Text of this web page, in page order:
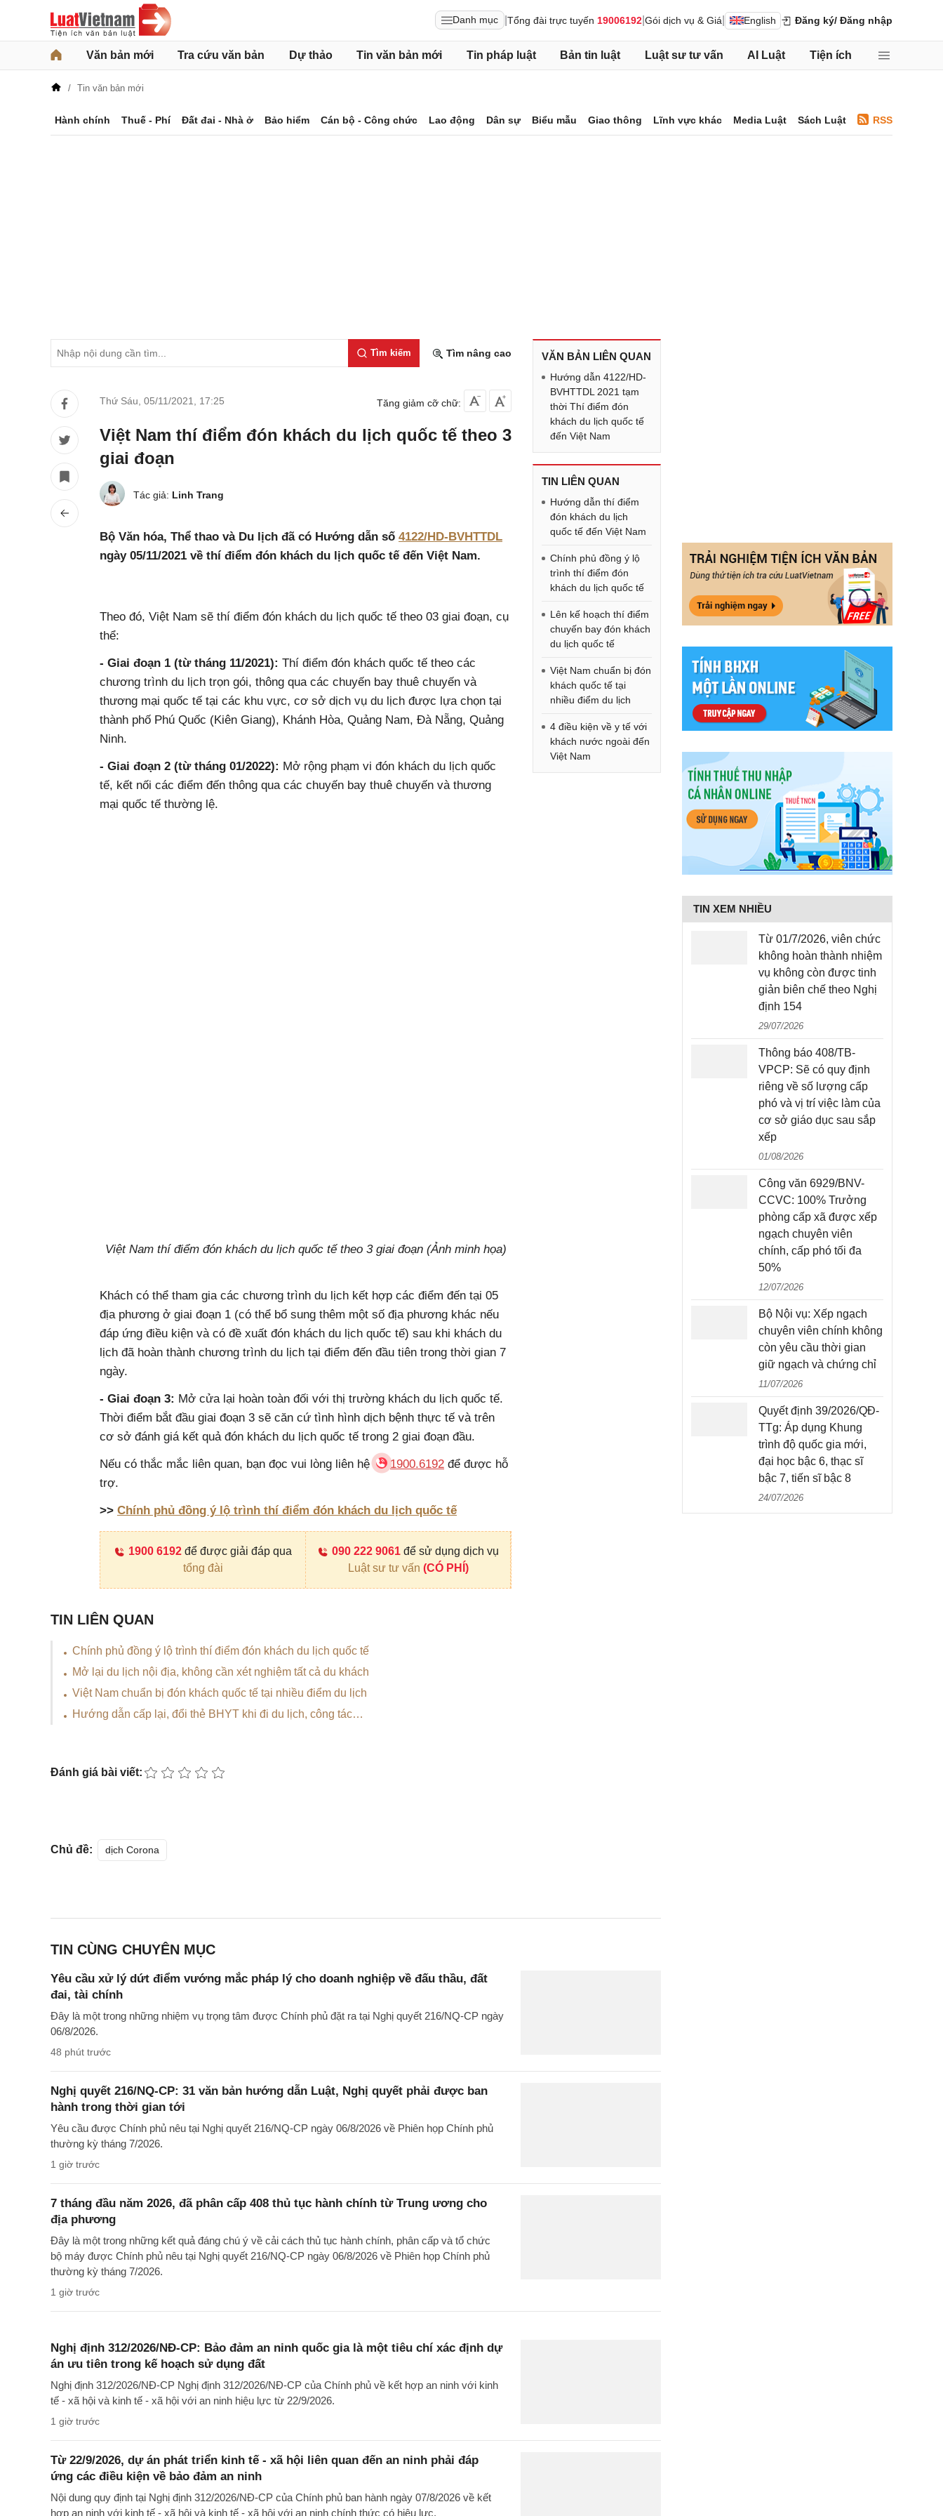
Danh mục Tổng đài trực tuyến 19006192 Gói dịch vụ & Giá English Đăng ký/ Đăng nhập
Văn bản mới Tra cứu văn bản Dự thảo Tin văn bản mới Tin pháp luật Bản tin luật Luật sư tư vấn AI Luật Tiện ích
Tin văn bản mới
Hành chính Thuế - Phí Đất đai - Nhà ở Bảo hiểm Cán bộ - Công chức Lao động Dân sự Biểu mẫu Giao thông Lĩnh vực khác Media Luật Sách Luật RSS
Tìm kiếm Tìm nâng cao
Thứ Sáu, 05/11/2021 17:25 Tăng giảm cỡ chữ:
Việt Nam thí điểm đón khách du lịch quốc tế theo 3
giai đoạn
Tác giả: Linh Trang
Bộ Văn hóa, Thể thao và Du lịch đã có Hướng dẫn số 4122/HD-BVHTTDL
ngày 05/11/2021 về thí điểm đón khách du lịch quốc tế đến Việt Nam.
Theo đó, Việt Nam sẽ thí điểm đón khách du lịch quốc tế theo 03 giai đoạn, cụ
thể:
- Giai đoạn 1 (từ tháng 11/2021): Thí điểm đón khách quốc tế theo các
chương trình du lịch trọn gói, thông qua các chuyến bay thuê chuyến và
thương mại quốc tế tại các khu vực, cơ sở dịch vụ du lịch được lựa chọn tại
thành phố Phú Quốc (Kiên Giang), Khánh Hòa, Quảng Nam, Đà Nẵng, Quảng
Ninh.
- Giai đoạn 2 (từ tháng 01/2022): Mở rộng phạm vi đón khách du lịch quốc
tế, kết nối các điểm đến thông qua các chuyến bay thuê chuyến và thương
mại quốc tế thường lệ.
Việt Nam thí điểm đón khách du lịch quốc tế theo 3 giai đoạn (Ảnh minh họa)
Khách có thể tham gia các chương trình du lịch kết hợp các điểm đến tại 05
địa phương ở giai đoạn 1 (có thể bổ sung thêm một số địa phương khác nếu
đáp ứng điều kiện và có đề xuất đón khách du lịch quốc tế) sau khi khách du
lịch đã hoàn thành chương trình du lịch tại điểm đến đầu tiên trong thời gian 7
ngày.
- Giai đoạn 3: Mở cửa lại hoàn toàn đối với thị trường khách du lịch quốc tế.
Thời điểm bắt đầu giai đoạn 3 sẽ căn cứ tình hình dịch bệnh thực tế và trên
cơ sở đánh giá kết quả đón khách du lịch quốc tế trong 2 giai đoạn đầu.
Nếu có thắc mắc liên quan, bạn đọc vui lòng liên hệ 1900.6192 để được hỗ
trợ.
>> Chính phủ đồng ý lộ trình thí điểm đón khách du lịch quốc tế
1900 6192 để được giải đáp qua
tổng đài
090 222 9061 để sử dụng dịch vụ
Luật sư tư vấn (CÓ PHÍ)
TIN LIÊN QUAN
Chính phủ đồng ý lộ trình thí điểm đón khách du lịch quốc tế
Mở lại du lịch nội địa, không cần xét nghiệm tất cả du khách
Việt Nam chuẩn bị đón khách quốc tế tại nhiều điểm du lịch
Hướng dẫn cấp lại, đổi thẻ BHYT khi đi du lịch, công tác…
Đánh giá bài viết:
Chủ đề: dịch Corona
VĂN BẢN LIÊN QUAN
Hướng dẫn 4122/HD-
BVHTTDL 2021 tạm
thời Thí điểm đón
khách du lịch quốc tế
đến Việt Nam
TIN LIÊN QUAN
Hướng dẫn thí điểm
đón khách du lịch
quốc tế đến Việt Nam
Chính phủ đồng ý lộ
trình thí điểm đón
khách du lịch quốc tế
Lên kế hoạch thí điểm
chuyến bay đón khách
du lịch quốc tế
Việt Nam chuẩn bị đón
khách quốc tế tại
nhiều điểm du lịch
4 điều kiện về y tế với
khách nước ngoài đến
Việt Nam
TIN CÙNG CHUYÊN MỤC
Yêu cầu xử lý dứt điểm vướng mắc pháp lý cho doanh nghiệp về đấu thầu, đất
đai, tài chính
Đây là một trong những nhiệm vụ trọng tâm được Chính phủ đặt ra tại Nghị quyết 216/NQ-CP ngày
06/8/2026.
48 phút trước
Nghị quyết 216/NQ-CP: 31 văn bản hướng dẫn Luật, Nghị quyết phải được ban
hành trong thời gian tới
Yêu cầu được Chính phủ nêu tại Nghị quyết 216/NQ-CP ngày 06/8/2026 về Phiên họp Chính phủ
thường kỳ tháng 7/2026.
1 giờ trước
7 tháng đầu năm 2026, đã phân cấp 408 thủ tục hành chính từ Trung ương cho
địa phương
Đây là một trong những kết quả đáng chú ý về cải cách thủ tục hành chính, phân cấp và tổ chức
bộ máy được Chính phủ nêu tại Nghị quyết 216/NQ-CP ngày 06/8/2026 về Phiên họp Chính phủ
thường kỳ tháng 7/2026.
1 giờ trước
Nghị định 312/2026/NĐ-CP: Bảo đảm an ninh quốc gia là một tiêu chí xác định dự
án ưu tiên trong kế hoạch sử dụng đất
Nghị định 312/2026/NĐ-CP Nghị định 312/2026/NĐ-CP của Chính phủ về kết hợp an ninh với kinh
tế - xã hội và kinh tế - xã hội với an ninh hiệu lực từ 22/9/2026.
1 giờ trước
Từ 22/9/2026, dự án phát triển kinh tế - xã hội liên quan đến an ninh phải đáp
ứng các điều kiện về bảo đảm an ninh
Nội dung quy định tại Nghị định 312/2026/NĐ-CP của Chính phủ ban hành ngày 07/8/2026 về kết
hợp an ninh với kinh tế - xã hội và kinh tế - xã hội với an ninh chính thức có hiệu lực.
TIN XEM NHIỀU
Từ 01/7/2026, viên chức
không hoàn thành nhiệm
vụ không còn được tinh
giản biên chế theo Nghị
định 154
29/07/2026
Thông báo 408/TB-
VPCP: Sẽ có quy định
riêng về số lượng cấp
phó và vị trí việc làm của
cơ sở giáo dục sau sắp
xếp
01/08/2026
Công văn 6929/BNV-
CCVC: 100% Trưởng
phòng cấp xã được xếp
ngạch chuyên viên
chính, cấp phó tối đa
50%
12/07/2026
Bộ Nội vụ: Xếp ngạch
chuyên viên chính không
còn yêu cầu thời gian
giữ ngạch và chứng chỉ
11/07/2026
Quyết định 39/2026/QĐ-
TTg: Áp dụng Khung
trình độ quốc gia mới,
đại học bậc 6, thạc sĩ
bậc 7, tiến sĩ bậc 8
24/07/2026